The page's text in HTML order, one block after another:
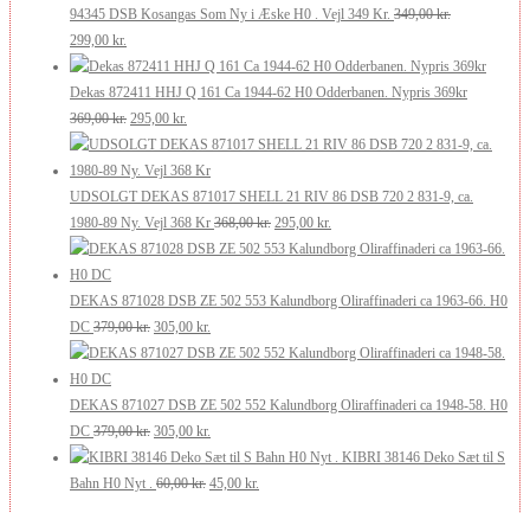
175,00 kr..
105,00 kr..
pris
269,00 kr..
pris
200,00 kr..
94345 DSB Kosangas Som Ny i Æske H0 . Vejl 349 Kr. 349,00kr.
Den
oprindelige
pris
var:
349,00 kr..
299,00 kr.
aktuelle
pris
er:
299,00 kr..
Dekas 872411 HHJ Q 161 Ca 1944-62 H0 Odderbanen. Nypris 369kr
369,00kr. Den
oprindelige
pris
var:
369,00 kr..
295,00 kr.
aktuelle
pris
er:
295,00 kr..
UDSOLGT DEKAS 871017 SHELL 21 RIV 86 DSB 720 2 831-9, ca.
1980-89 Ny. Vejl 368 Kr 368,00kr. Den
oprindelige
var:
295,00 kr.
aktuelle
er:
DEKAS 871028 DSB ZE 502 553 Kalundborg Oliraffinaderi ca 1963-66. H0
DC 379,00kr. Den
oprindelige
var:
379,00 kr..
305,00 kr.
aktuelle
er:
DEKAS 871027 DSB ZE 502 552 Kalundborg Oliraffinaderi ca 1948-58. H0
DC 379,00kr. Den
oprindelige
pris
305,00 kr.
aktuelle
pris
KIBRI 38146 Deko Sæt til S
Bahn H0 Nyt .
60,00kr. Den
45,00 kr.